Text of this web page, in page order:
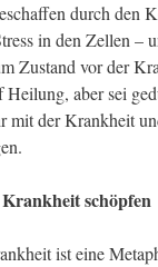
durch den
in den Zellen –
Zustand vor der
Heilung, aber sei
mit der Krankheit
schöpfen
ist eine